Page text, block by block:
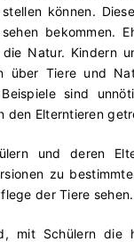
können.
bekommen.
Natur. Kindern
über Tiere und
sind
den Elterntieren
und deren
zu
der Tiere sehen.
mit Schülern die